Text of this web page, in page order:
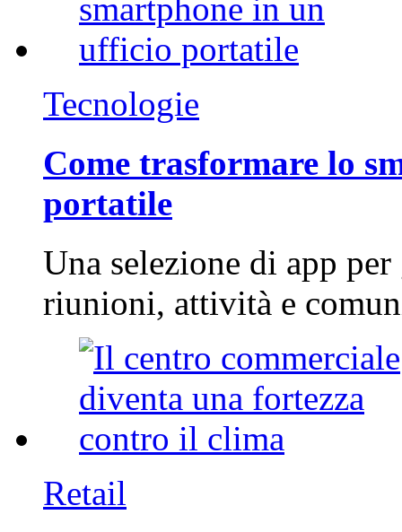
Tecnologie
Come trasformare lo
portatile
Una selezione di app
riunioni, attività e
Retail